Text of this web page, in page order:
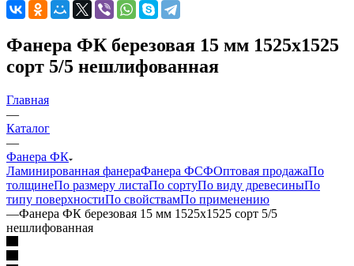
Фанера ФК березовая 15 мм 1525х1525
сорт 5/5 нешлифованная
Главная
—
Каталог
—
Фанера ФК
Ламинированная фанераФанера ФСФОптовая продажаПо
толщинеПо размеру листаПо сортуПо виду древесиныПо
типу поверхностиПо свойствамПо применению
—Фанера ФК березовая 15 мм 1525х1525 сорт 5/5
нешлифованная